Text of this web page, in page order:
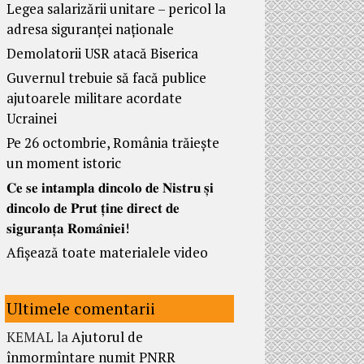
Legea salarizării unitare – pericol la
adresa siguranței naționale
Demolatorii USR atacă Biserica
Guvernul trebuie să facă publice
ajutoarele militare acordate
Ucrainei
Pe 26 octombrie, România trăiește
un moment istoric
𝐂𝐞 𝐬𝐞 𝐢𝐧𝐭𝐚𝐦𝐩𝐥𝐚 𝐝𝐢𝐧𝐜𝐨𝐥𝐨 𝐝𝐞 𝐍𝐢𝐬𝐭𝐫𝐮 𝐬̦𝐢
𝐝𝐢𝐧𝐜𝐨𝐥𝐨 𝐝𝐞 𝐏𝐫𝐮𝐭 𝐭̦𝐢𝐧𝐞 𝐝𝐢𝐫𝐞𝐜𝐭 𝐝𝐞
𝐬𝐢𝐠𝐮𝐫𝐚𝐧𝐭̦𝐚 𝐑𝐨𝐦𝐚̂𝐧𝐢𝐞𝐢!
Afișează toate materialele video
Ultimele comentarii
KEMAL laAjutorul de
înmormîntare numit PNRR